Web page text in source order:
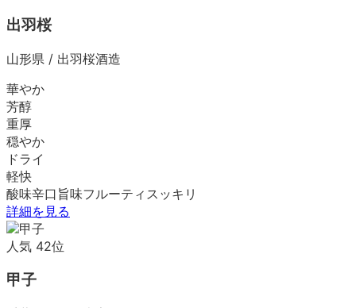
出羽桜
山形県 / 出羽桜酒造
華やか
芳醇
重厚
穏やか
ドライ
軽快
酸味辛口 旨味フルーティ スッキリ
詳細を見る
人気 42位
甲子